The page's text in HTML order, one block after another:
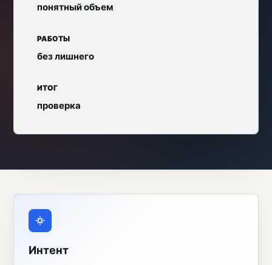
понятный объем
РАБОТЫ
без лишнего
ИТОГ
проверка
Интент